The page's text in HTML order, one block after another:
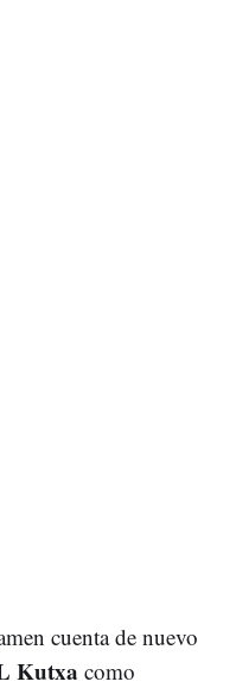
cuenta de nuevo
Kutxa como